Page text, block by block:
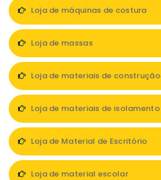
Loja de máquinas de costura
Loja de massas
Loja de materiais de construção
Loja de materiais de isolamento
Loja de Material de Escritório
Loja de material escolar